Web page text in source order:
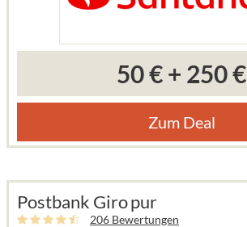
50 €+ 250 €
Zum Deal
Postbank Giro pur
206 Bewertungen